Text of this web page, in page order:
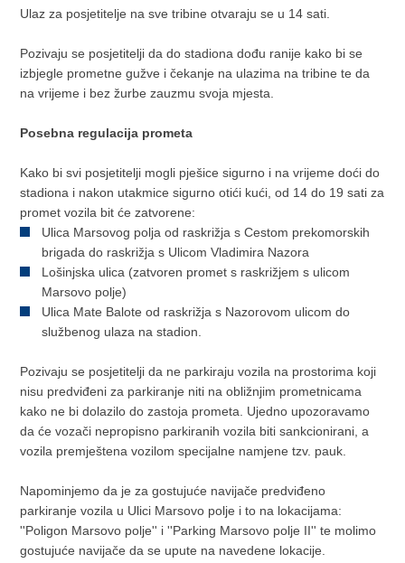
Ulaz za posjetitelje na sve tribine otvaraju se u 14 sati.
Pozivaju se posjetitelji da do stadiona dođu ranije kako bi se
izbjegle prometne gužve i čekanje na ulazima na tribine te da
na vrijeme i bez žurbe zauzmu svoja mjesta.
Posebna regulacija prometa
Kako bi svi posjetitelji mogli pješice sigurno i na vrijeme doći do
stadiona i nakon utakmice sigurno otići kući, od 14 do 19 sati za
promet vozila bit će zatvorene:
Ulica Marsovog polja od raskrižja s Cestom prekomorskih
brigada do raskrižja s Ulicom Vladimira Nazora
Lošinjska ulica (zatvoren promet s raskrižjem s ulicom
Marsovo polje)
Ulica Mate Balote od raskrižja s Nazorovom ulicom do
službenog ulaza na stadion.
Pozivaju se posjetitelji da ne parkiraju vozila na prostorima koji
nisu predviđeni za parkiranje niti na obližnjim prometnicama
kako ne bi dolazilo do zastoja prometa. Ujedno upozoravamo
da će vozači nepropisno parkiranih vozila biti sankcionirani, a
vozila premještena vozilom specijalne namjene tzv. pauk.
Napominjemo da je za gostujuće navijače predviđeno
parkiranje vozila u Ulici Marsovo polje i to na lokacijama:
''Poligon Marsovo polje'' i ''Parking Marsovo polje II'' te molimo
gostujuće navijače da se upute na navedene lokacije.